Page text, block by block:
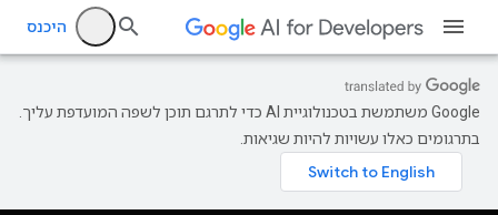
היכנס
‫Google משתמשת בטכנולוגיית AI כדי לתרגם תוכן לשפה המועדפת עליך.
בתרגומים כאלו עשויות להיות שגיאות.